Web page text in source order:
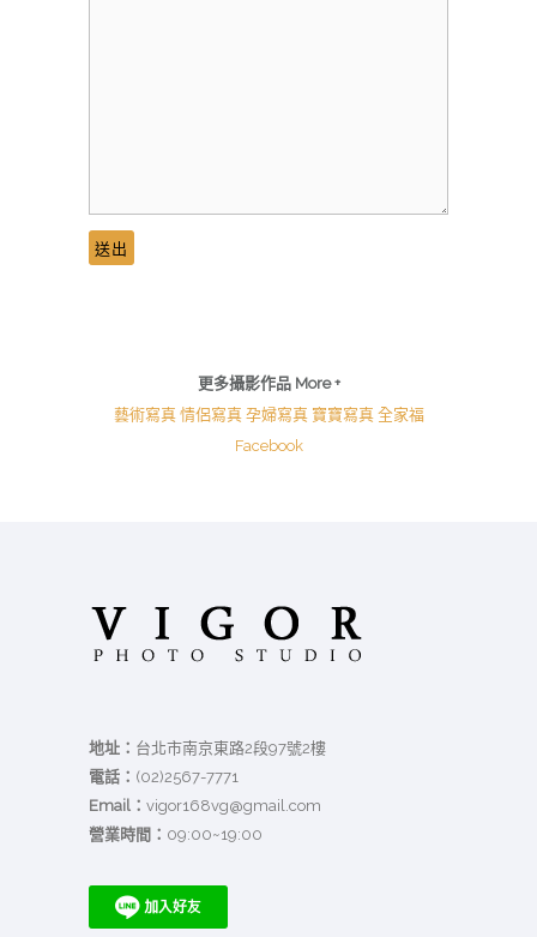
更多攝影作品 More +
藝術寫真 情侶寫真 孕婦寫真 寶寶寫真 全家福
Facebook
地址： 台北市南京東路2段97號2樓
電話： (02)2567-7771
Email： vigor168vg@gmail.com
營業時間： 09:00~19:00